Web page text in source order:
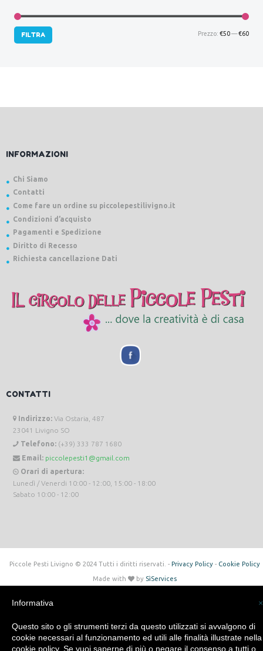
FILTRA Prezzo: €50—€60
INFORMAZIONI
Chi Siamo
Contatti
Come fare un ordine su piccolepestilivigno.it
Condizioni d’acquisto
Pagamenti e Spedizione
Diritto di Recesso
Richiesta cancellazione Dati
CONTATTI
Indirizzo: Via Ostaria, 487
23041 Livigno SO
Telefono: (+39) 333 787 1680
Email: piccolepesti1@gmail.com
Orari di apertura:
Lunedì / Venerdi 10:00 - 12:00, 15:00 - 18:00
Sabato 10:00 - 12:00
Piccole Pesti Livigno © 2024 Tutti i diritti riservati. - Privacy Policy- Cookie Policy
Made with by SìServices
×
Informativa
Questo sito o gli strumenti terzi da questo utilizzati si avvalgono di
cookie necessari al funzionamento ed utili alle finalità illustrate nella
cookie policy. Se vuoi saperne di più o negare il consenso a tutti o